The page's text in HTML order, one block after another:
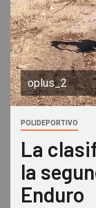
oplus_2
POLIDEPORTIVO
La
la
Enduro